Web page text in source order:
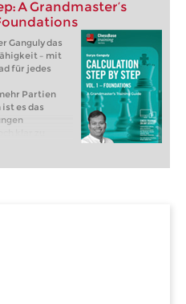
A Grandmaster’s
Ganguly das
– mit
für jedes
Partien
es das
die Punkte.
Ganguly das
– mit